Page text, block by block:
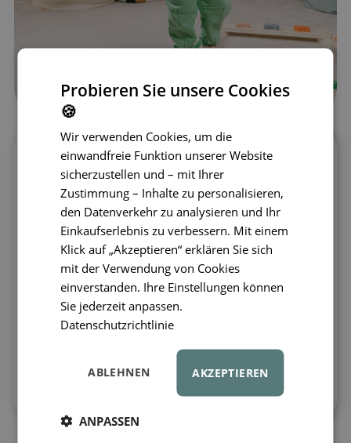
Mit den Balancierbalken trainieren Kinder
denganzen Körper, verbessern ihre
Konzentration und eingesundes
Körperbewusstsein
. Die niedrige Bauweise
sorgt für
Sicherheit
im Kinderzimmer,
während verschiedene Hindernisformen
vielfältige Möglichkeiten für das
Fußtrainingund dasGleichgewicht
unterschiedlichen Körperhaltungen bieten.
gestalten, die
Kreativitätundaktive Bewegungfördern.
Probieren Sie unsere Cookies
🍪
Wir verwenden Cookies, um die
einwandfreie Funktion unserer Website
sicherzustellen und – mit Ihrer
Zustimmung – Inhalte zu personalisieren,
den Datenverkehr zu analysieren und Ihr
Einkaufserlebnis zu verbessern. Mit einem
Klick auf „Akzeptieren“ erklären Sie sich
mit der Verwendung von Cookies
einverstanden. Ihre Einstellungen können
Sie jederzeit anpassen.
Datenschutzrichtlinie
AKZEPTIEREN
ABLEHNEN
ANPASSEN